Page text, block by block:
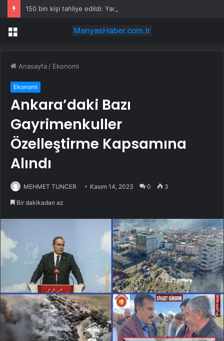
Menü
Anasayfa / Ekonomi
Ekonomi
Ankara’daki Bazı
Gayrimenkuller
Özelleştirme Kapsamına
Alındı
MEHMET TUNCER Kasım 14, 2023 0 3
Bir dakikadan az